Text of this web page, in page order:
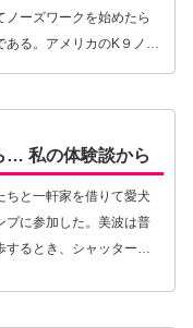
ノーズワークを始めたら
ある。アメリカのK９ノー
（トリーツを臭源のとこ
… 私の体験談から
ちと一軒家を借りて愛犬
プに参加した。美波は普
るとき、シャッターや